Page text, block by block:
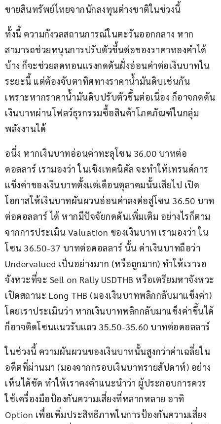
ขายสินทรัพย์ไทยจากนักลงทุนต่างชาติในช่วงนี้
ทั้งนี้ ความกังวลสถานการณ์ในตะวันออกกลาง หาก
สามารถช่วยหนุนการปรับตัวขึ้นต่อของราคาทองคำได้
บ้าง ก็จะช่วยลดทอนแรงกดดันฝั่งอ่อนค่าต่อเงินบาทใน
ระยะนี้ แต่ต้องจับตาทิศทางราคาน้ำมันดิบเช่นกัน
เพราะหากราคาน้ำมันดิบปรับตัวขึ้นต่อเนื่อง ก็อาจกดดัน
เงินบาทผ่านโฟลว์ธุรกรรมซื้อสินค้าโภคภัณฑ์ในกลุ่ม
พลังงานได้
อนึ่ง หากเงินบาทอ่อนค่าทะลุโซน 36.00 บาทต่อ
ดอลลาร์ เรามองว่า ในเชิงเทคนิคัล จะทำให้เทรนด์การ
แข็งค่าของเงินบาทตั้งแต่เดือนตุลาคมนั้นเสียไป เปิด
โอกาสให้เงินบาทผันผวนอ่อนค่าลงต่อสู่โซน 36.50 บาท
ต่อดอลลาร์ ได้ หากมีปัจจัยกดดันเพิ่มเติม อย่างไรก็ตาม
จากการประเมิน Valuation ของเงินบาท เรามองว่า ใน
โซน 36.50-37 บาทต่อดอลลาร์ นั้น ค่าเงินบาทถือว่า
Undervalued เป็นอย่างมาก (หรือถูกมาก) ทำให้เรารอ
จังหวะที่จะ Sell on Rally USDTHB หรือเตรียมหาจังหวะ
เปิดสถานะ Long THB (มองเงินบาทพลิกกลับมาแข็งค่า)
โดยเราประเมินว่า หากเงินบาทพลิกกลับมาแข็งค่าขึ้นได้
ก็อาจติดโซนแนวรับแถว 35.50-35.60 บาทต่อดอลลาร์
ในช่วงนี้ ความผันผวนของเงินบาทนั้นสูงกว่าค่าเฉลี่ยใน
อดีตที่ผ่านมา (มองจากกรอบเงินบาทรายสัปดาห์) อย่าง
เห็นได้ชัด ทำให้เราคงคำแนะนำว่า ผู้ประกอบการควร
ใช้เครื่องมือป้องกันความเสี่ยงที่หลากหลาย อาทิ
Option เพื่อเพิ่มประสิทธิภาพในการป้องกันความเสี่ยง